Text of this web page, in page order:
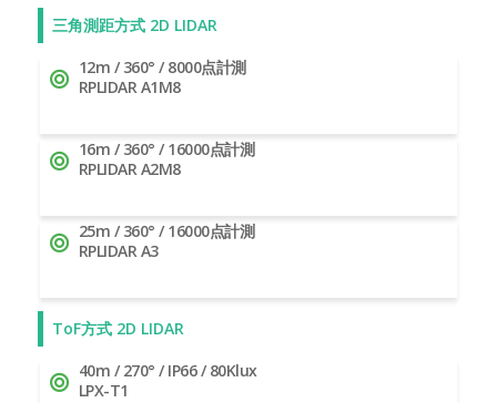
三角測距方式 2D LIDAR
12m / 360° / 8000点計測
RPLIDAR A1M8
16m / 360° / 16000点計測
RPLIDAR A2M8
25m / 360° / 16000点計測
RPLIDAR A3
ToF方式 2D LIDAR
40m / 270° / IP66 / 80Klux
LPX-T1